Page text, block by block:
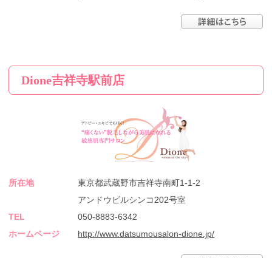
Dione吉祥寺駅前店
所在地
東京都武蔵野市吉祥寺南町1-1-2
アンドウビルシンコ202号室
TEL
050-8883-6342
ホームページ
http://www.datsumousalon-dione.jp/